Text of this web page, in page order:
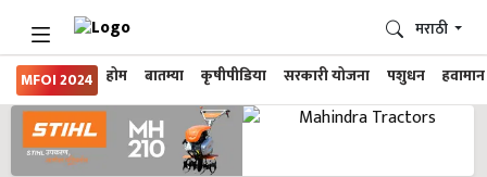
MFOI 2024 होम बातम्या कृषीपीडिया सरकारी योजना पशुधन हवामान
मराठी